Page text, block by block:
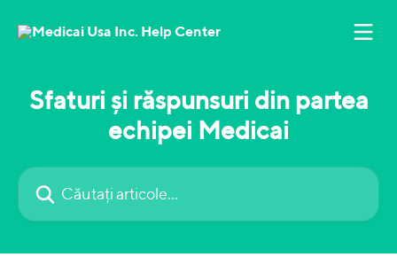
Sfaturi și răspunsuri din partea
echipei Medicai
Căutați articole...